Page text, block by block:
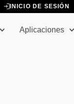
INICIO DE SESIÓN
Aplicaciones